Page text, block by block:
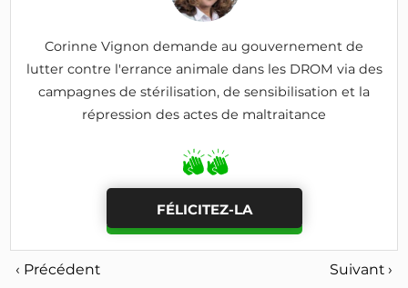
Corinne Vignon demande au gouvernement de
lutter contre l'errance animale dans les DROM via des
campagnes de stérilisation, de sensibilisation et la
répression des actes de maltraitance
FÉLICITEZ-LA
‹ Précédent Suivant ›